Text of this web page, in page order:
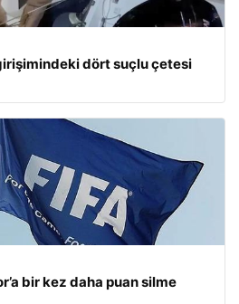
dört suçlu çetesi
bir kez daha puan silme